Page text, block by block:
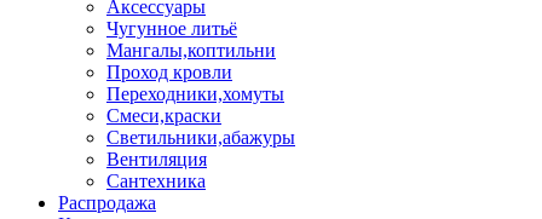
Аксессуары
Чугунное литьё
Мангалы,коптильни
Проход кровли
Переходники,хомуты
Смеси,краски
Светильники,абажуры
Вентиляция
Сантехника
Распродажа